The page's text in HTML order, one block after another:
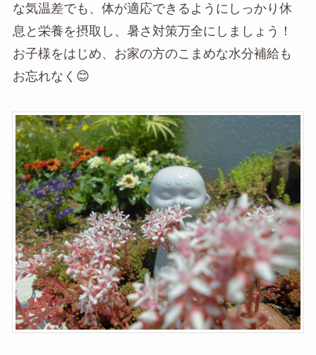
な気温差でも、体が適応できるようにしっかり休
息と栄養を摂取し、暑さ対策万全にしましょう！
お子様をはじめ、お家の方のこまめな水分補給も
お忘れなく😊